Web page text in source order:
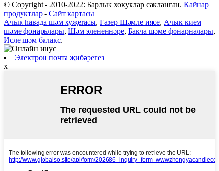
© Copyright - 2010-2022: Барлык хокуклар сакланган. Кайнар
продуктлар - Сайт картасы
Ачык һавада шәм хуҗerасы, Газер Шәмле иясе, Ачык кием
шәме фонарьлары, Шәм элененнәре, Бакча шәме фонарналары,
Исле шәм балакс,
Электрон почта җибәрегез
x